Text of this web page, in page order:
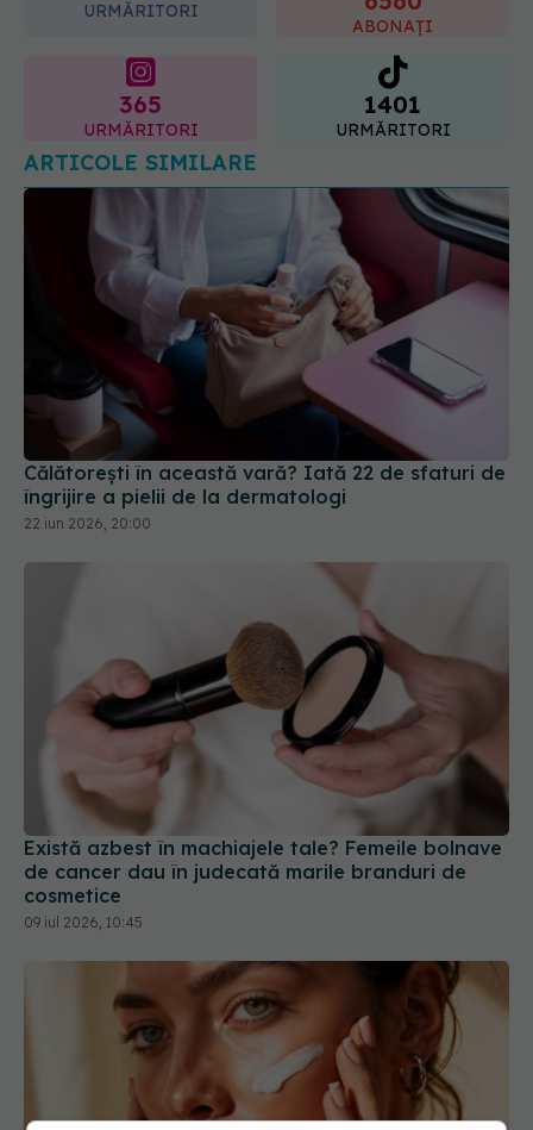
365 1401
ARTICOLE SIMILARE
Călătorești în această vară? Iată 22 de sfaturi de
îngrijire a pielii de la dermatologi
22 iun 2026, 20:00
Există azbest în machiajele tale? Femeile bolnave
de cancer dau în judecată marile branduri de
cosmetice
09 iul 2026, 10:45